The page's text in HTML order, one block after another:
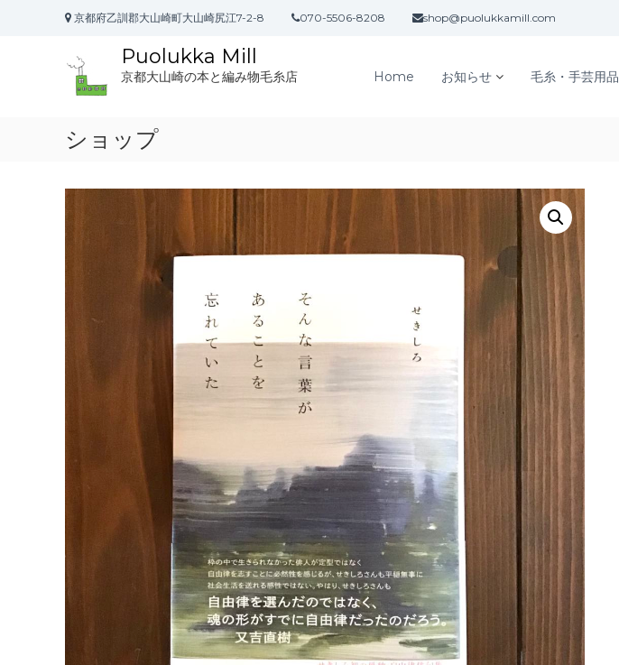
京都府乙訓郡大山崎町大山崎尻江7-2-8 070-5506-8208 shop@puolukkamill.com
Puolukka Mill
京都大山崎の本と編み物毛糸店 Home お知らせ 毛糸・手芸用品
ショップ